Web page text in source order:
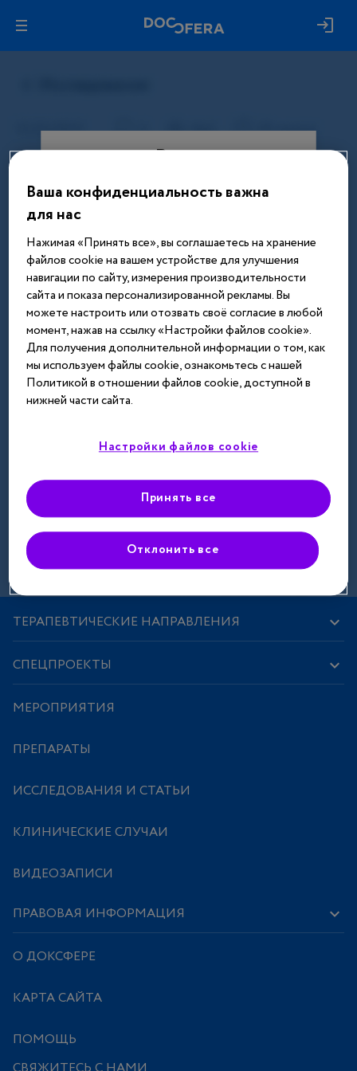
Вход
Этот материал доступен только
после авторизации. Войдите или
зарегистрируйтесь, чтобы получить
доступ ко всем материалам сайта
Введите телефон или email
Далее
Зарегистрироваться
ТЕРАПЕВТИЧЕСКИЕ НАПРАВЛЕНИЯ
СПЕЦПРОЕКТЫ
МЕРОПРИЯТИЯ
ПРЕПАРАТЫ
ИССЛЕДОВАНИЯ И СТАТЬИ
КЛИНИЧЕСКИЕ СЛУЧАИ
ВИДЕОЗАПИСИ
ПРАВОВАЯ ИНФОРМАЦИЯ
О ДОКСФЕРЕ
КАРТА САЙТА
ПОМОЩЬ
Ваша конфиденциальность важна
для нас
Нажимая «Принять все», вы соглашаетесь на хранение
файлов cookie на вашем устройстве для улучшения
навигации по сайту, измерения производительности
сайта и показа персонализированной рекламы. Вы
можете настроить или отозвать своё согласие в любой
момент, нажав на ссылку «Настройки файлов cookie».
Для получения дополнительной информации о том, как
мы используем файлы cookie, ознакомьтесь с нашей
Политикой в отношении файлов cookie, доступной в
нижней части сайта.
Настройки файлов cookie
Отклонить все
Принять все